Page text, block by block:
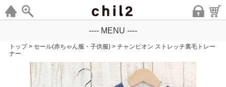
---- MENU ----
トップ > セール(赤ちゃん服・子供服) > チャンピオン ストレッチ裏毛トレー
ナー